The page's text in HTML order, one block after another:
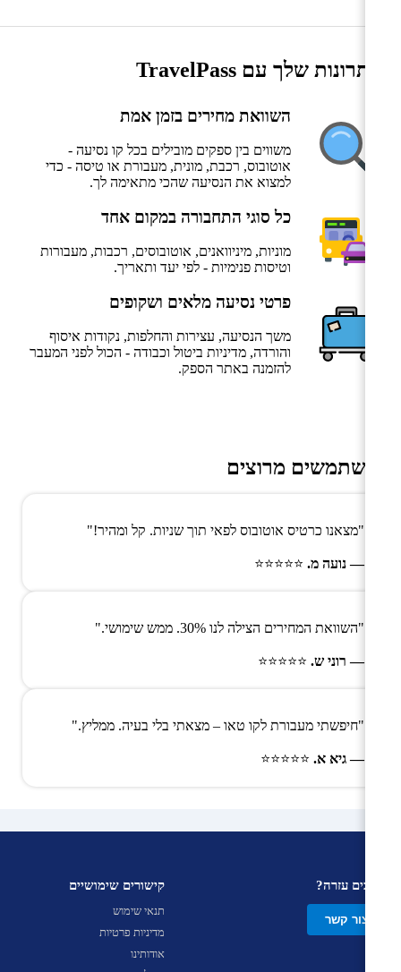
היתרונות שלך עם TravelPass
השוואת מחירים בזמן אמת
משווים בין ספקים מובילים בכל קו נסיעה -
אוטובוס, רכבת, מונית, מעבורת או טיסה - כדי
למצוא את הנסיעה שהכי מתאימה לך.
כל סוגי התחבורה במקום אחד
מוניות, מיניוואנים, אוטובוסים, רכבות, מעבורות
וטיסות פנימיות - לפי יעד ותאריך.
פרטי נסיעה מלאים ושקופים
משך הנסיעה, עצירות והחלפות, נקודות איסוף
והורדה, מדיניות ביטול וכבודה - הכול לפני המעבר
להזמנה באתר הספק.
משתמשים מרוצים
"מצאנו כרטיס אוטובוס לפאי תוך שניות. קל ומהיר!"
— נועה מ. ⭐⭐⭐⭐⭐
"השוואת המחירים הצילה לנו 30%. ממש שימושי."
— רוני ש. ⭐⭐⭐⭐⭐
"חיפשתי מעבורת לקו טאו – מצאתי בלי בעיה. ממליץ."
— גיא א. ⭐⭐⭐⭐⭐
צריכים עזרה?
צור קשר
קישורים שימושיים
תנאי שימוש
מדיניות פרטיות
אודותינו